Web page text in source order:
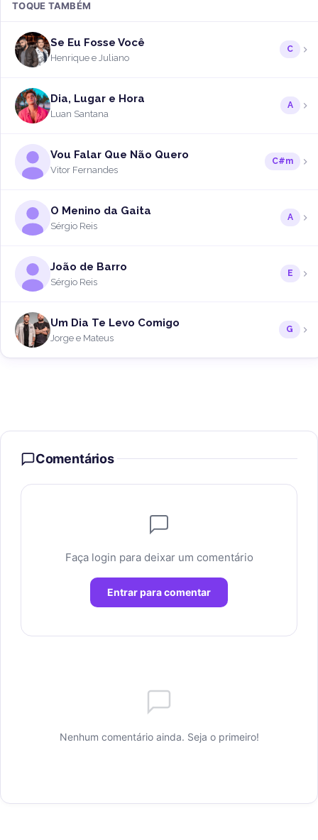
TOQUE TAMBÉM
Se Eu Fosse Você
Henrique e Juliano
C
Dia, Lugar e Hora
Luan Santana
A
Vou Falar Que Não Quero
Vitor Fernandes
C#m
O Menino da Gaita
Sérgio Reis
A
João de Barro
Sérgio Reis
E
Um Dia Te Levo Comigo
Jorge e Mateus
G
Comentários
Faça login para deixar um comentário
Entrar para comentar
Nenhum comentário ainda. Seja o primeiro!